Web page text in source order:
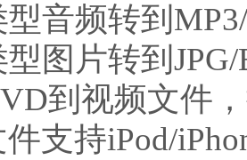
型音频转到
型图片转到
到视频文件
支持iPod/